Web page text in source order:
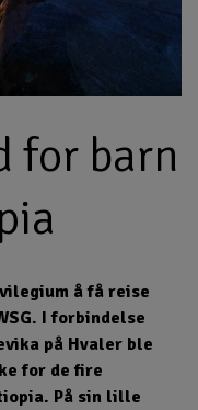
for barn
å få reise
I forbindelse
på Hvaler ble
for de fire
På sin lille